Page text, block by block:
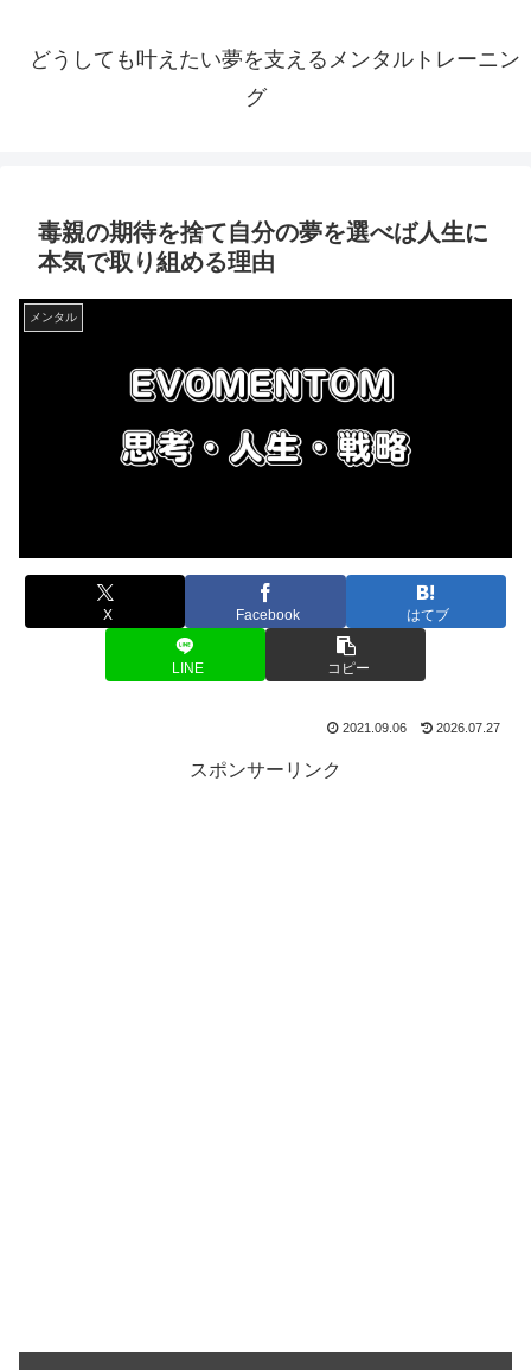
どうしても叶えたい夢を支えるメンタルトレーニン
グ
毒親の期待を捨て自分の夢を選べば人生に
本気で取り組める理由
メンタル
X Facebook はてブ
LINE コピー
2021.09.06 2026.07.27
スポンサーリンク